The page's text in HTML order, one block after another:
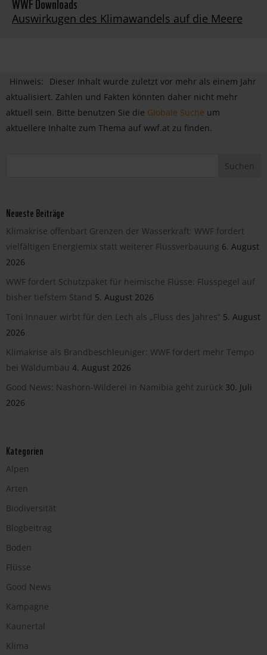
Auswirkugen des Klimawandels auf die Meere
Hinweis:
Dieser Inhalt wurde zuletzt vor mehr als einem Jahr
aktualisiert. Zahlen und Fakten könnten daher nicht mehr
aktuell sein. Bitte benutzen Sie die Globale Suche um
aktuellere Inhalte zum Thema auf wwf.at zu finden.
Neueste Beiträge
Klimakrise offenbart Grenzen der Wasserkraft: WWF fordert
vielfältigen Energiemix statt weiterer Flussverbauung 6. August
2026
WWF fordert Schutzpaket für heimische Flüsse: Flusspegel auf
bisher tiefstem Stand 5. August 2026
Toni Innauer wirbt für den Lech als „Fluss des Jahres“ 5. August
2026
Klimakrise als Brandbeschleuniger: WWF fordert mehr Tempo
bei Waldumbau 4. August 2026
Good News: Nashorn-Wilderei in Namibia geht zurück 30. Juli
2026
Kategorien
Alpen
Arten
Biodiversität
Blogbeitrag
Boden
Flüsse
Good News
Kampagne
Kaunertal
Klima